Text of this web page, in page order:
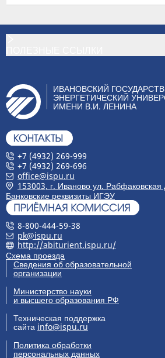
ИВАНОВСКИЙ
ЭНЕРГЕТИЧЕСКИЙ
ИМЕНИ В.И. ЛЕНИНА
+7 (4932) 269-999
+7 (4932) 269-696
office@ispu.ru
153003, г. Иваново ул. Рабфаковская
Банковские реквизиты ИГЭУ
8-800-444-59-38
pk@ispu.ru
http://abiturient.ispu.ru/
Схема проезда
Сведения об образовательной
организации
Министерство науки
и высшего образования РФ
Техническая поддержка
сайта info@ispu.ru
Политика обработки
персональных данных